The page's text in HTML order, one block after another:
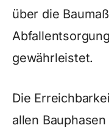
über die
gewährleistet.
Die
allen